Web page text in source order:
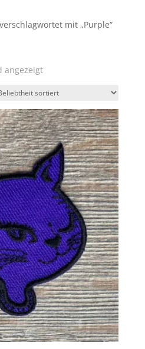
mit „Purple“
angezeigt